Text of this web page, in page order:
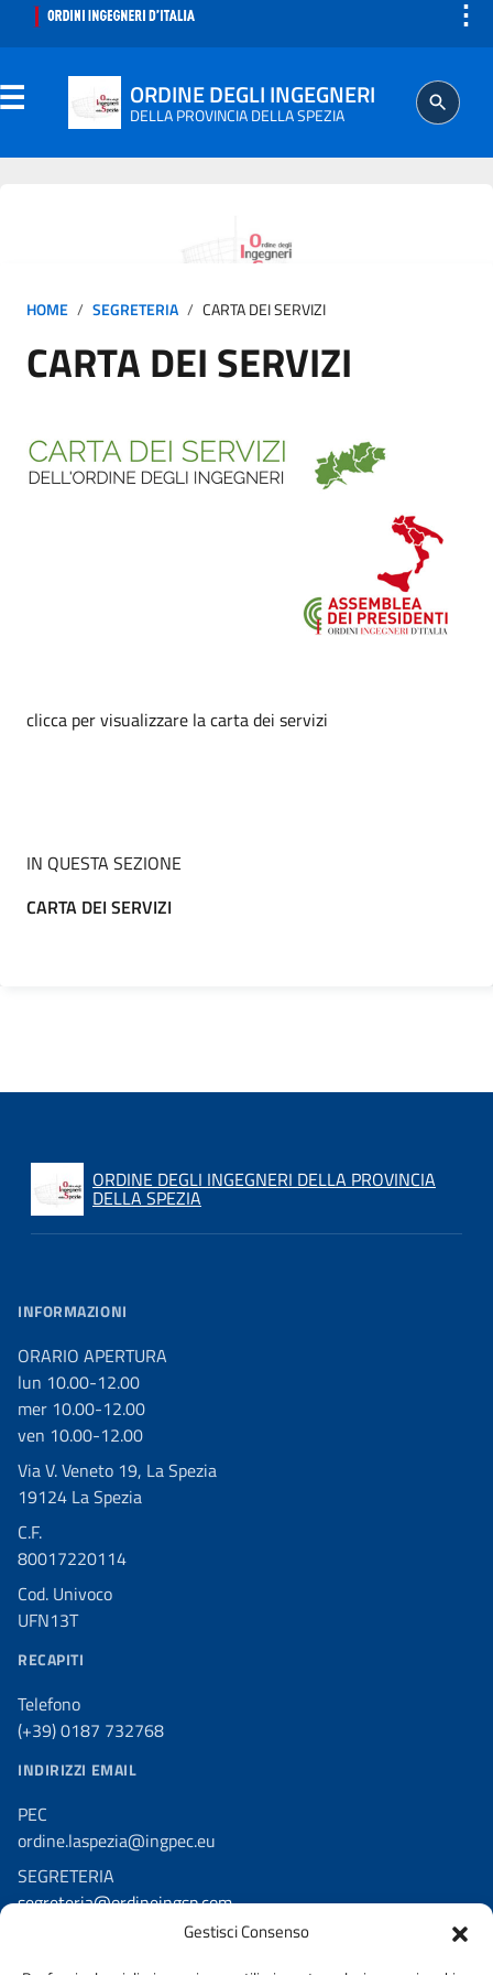
Gestisci Consenso
⋮
ORDINE DEGLI INGEGNERI
DELLA PROVINCIA DELLA SPEZIA
ISCRITTO
PROFESSIONE
AGGIORNAMENTO PROFESSIONALE
HOME SEGRETERIA CARTA DEI SERVIZI
CARTA DEI SERVIZI
clicca per visualizzare la carta dei servizi
IN QUESTA SEZIONE
CARTA DEI SERVIZI
ORDINE DEGLI INGEGNERI DELLA PROVINCIA
DELLA SPEZIA
INFORMAZIONI
ORARIO APERTURA
lun 10.00-12.00
mer 10.00-12.00
ven 10.00-12.00
Via V. Veneto 19, La Spezia
19124 La Spezia
C.F.
80017220114
Cod. Univoco
UFN13T
RECAPITI
Telefono
(+39) 0187 732768
INDIRIZZI EMAIL
PEC
ordine.laspezia@ingpec.eu
SEGRETERIA
segreteria@ordineingsp.com
RESPONSABILE PROTEZIONE DATI